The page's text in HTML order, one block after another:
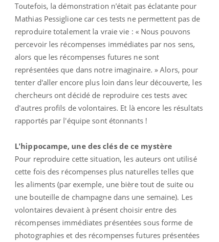
Toutefois, la démonstration n'était pas éclatante pour
Mathias Pessiglione car ces tests ne permettent pas de
reproduire totalement la vraie vie : « Nous pouvons
percevoir les récompenses immédiates par nos sens,
alors que les récompenses futures ne sont
représentées que dans notre imaginaire. » Alors, pour
tenter d'aller encore plus loin dans leur découverte, les
chercheurs ont décidé de reproduire ces tests avec
d'autres profils de volontaires. Et là encore les résultats
rapportés par l'équipe sont étonnants !
L'hippocampe, une des clés de ce mystère
Pour reproduire cette situation, les auteurs ont utilisé
cette fois des récompenses plus naturelles telles que
les aliments (par exemple, une bière tout de suite ou
une bouteille de champagne dans une semaine). Les
volontaires devaient à présent choisir entre des
récompenses immédiates présentées sous forme de
photographies et des récompenses futures présentées